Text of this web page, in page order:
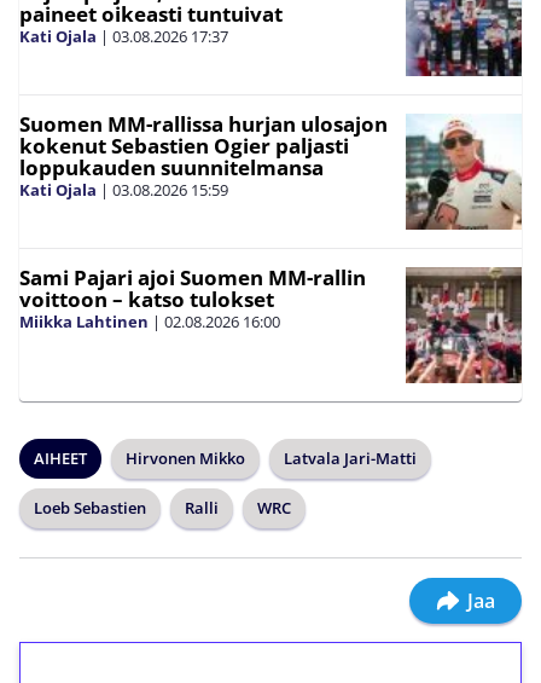
paineet oikeasti tuntuivat
Kati Ojala | 03.08.2026 17:37
Suomen MM-rallissa hurjan ulosajon
kokenut Sebastien Ogier paljasti
loppukauden suunnitelmansa
Kati Ojala | 03.08.2026 15:59
Sami Pajari ajoi Suomen MM-rallin
voittoon – katso tulokset
Miikka Lahtinen | 02.08.2026 16:00
AIHEET Hirvonen Mikko Latvala Jari-Matti
Loeb Sebastien Ralli WRC
Jaa